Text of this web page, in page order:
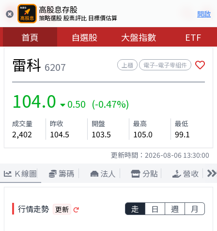
高股息存股
策略選股 股票評比 目標價估算 開啟
首頁 自選股 大盤指數 ETF
雷科 6207 上櫃 電子–電子零組件
104.0 0.50 (-0.47%)
成交量
2,402
昨收
104.5
開盤
103.5
最高
105.0
最低
99.1
更新時間： 2026-08-06 13:30:00
Ｋ線圖 籌碼 法人 分點 營收
行情走勢 更新 走 日 週 月